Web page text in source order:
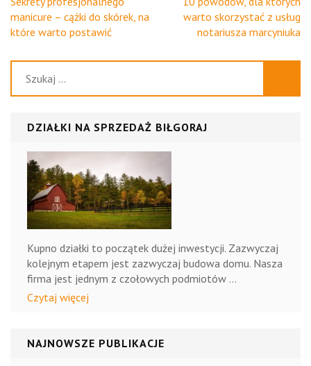
w sercu
miasta
papierowe
przestrzeń,
by był
praktyczny
wpisu
manicure – cążki do skórek, na
które warto postawić
warto skorzystać z usług
notariusza marcyniuka
DZIAŁKI NA SPRZEDAŻ BIŁGORAJ
Kupno działki to początek dużej inwestycji. Zazwyczaj
kolejnym etapem jest zazwyczaj budowa domu. Nasza
firma jest jednym z czołowych podmiotów …
Czytaj więcej
NAJNOWSZE PUBLIKACJE